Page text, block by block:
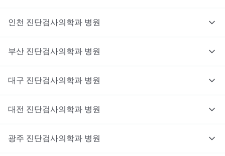
인천 진단검사의학과 병원
부산 진단검사의학과 병원
대구 진단검사의학과 병원
대전 진단검사의학과 병원
광주 진단검사의학과 병원